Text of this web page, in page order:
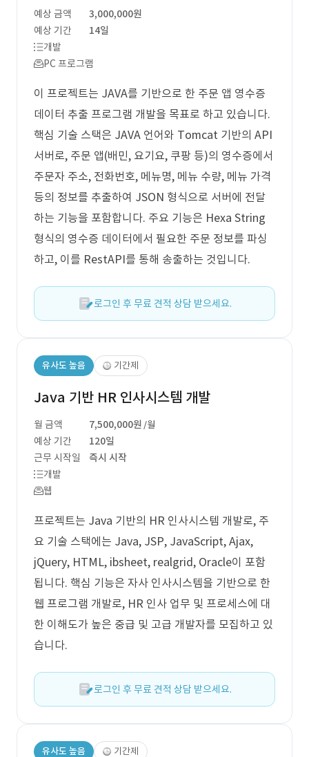
예상 금액
3,000,000원
예상 기간
14일
개발
PC 프로그램
이 프로젝트는 JAVA를 기반으로 한 주문 앱 영수증
데이터 추출 프로그램 개발을 목표로 하고 있습니다.
핵심 기술 스택은 JAVA 언어와 Tomcat 기반의 API
서버로, 주문 앱(배민, 요기요, 쿠팡 등)의 영수증에서
주문자 주소, 전화번호, 메뉴명, 메뉴 수량, 메뉴 가격
등의 정보를 추출하여 JSON 형식으로 서버에 전달
하는 기능을 포함합니다. 주요 기능은 Hexa String
형식의 영수증 데이터에서 필요한 주문 정보를 파싱
하고, 이를 RestAPI를 통해 송출하는 것입니다.
로그인 후 무료 견적 상담 받으세요.
유사도 높음 기간제
Java 기반 HR 인사시스템 개발
월 금액 7,500,000원 /월
예상 기간
120일
근무 시작일
즉시 시작
개발
웹
프로젝트는 Java 기반의 HR 인사시스템 개발로, 주
요 기술 스택에는 Java, JSP, JavaScript, Ajax,
jQuery, HTML, ibsheet, realgrid, Oracle이 포함
됩니다. 핵심 기능은 자사 인사시스템을 기반으로 한
웹 프로그램 개발로, HR 인사 업무 및 프로세스에 대
한 이해도가 높은 중급 및 고급 개발자를 모집하고 있
습니다.
로그인 후 무료 견적 상담 받으세요.
유사도 높음 기간제